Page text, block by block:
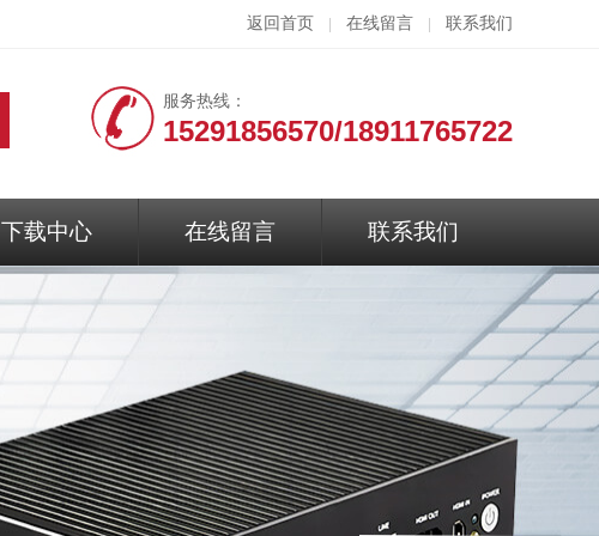
返回首页 在线留言 联系我们
服务热线：
15291856570/18911765722
下载中心 在线留言 联系我们